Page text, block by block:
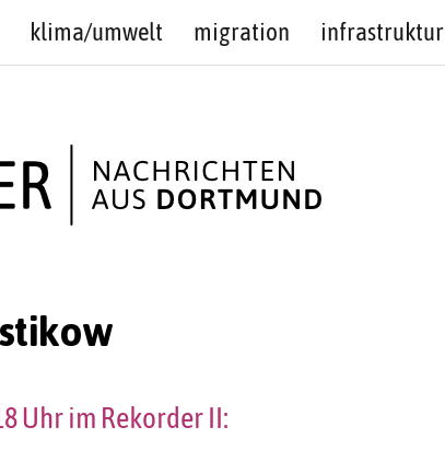
klima/umwelt migration infrastruktur
Uhr im Rekorder II: